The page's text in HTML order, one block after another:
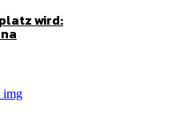
wird: